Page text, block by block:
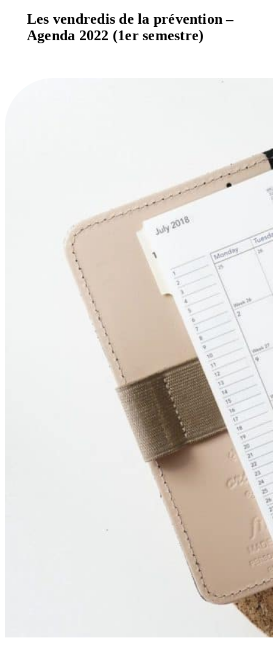
Les vendredis de la prévention –
Agenda 2022 (1er semestre)